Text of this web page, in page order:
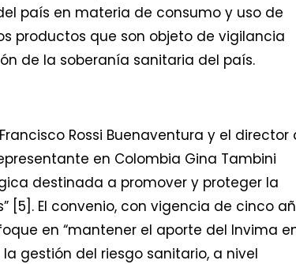
país en materia de consumo y uso de
productos que son objeto de vigilancia
de la soberanía sanitaria del país.
Rossi Buenaventura y el director
en Colombia Gina Tambini
destinada a promover y proteger la
[5]. El convenio, con vigencia de cinco
en “mantener el aporte del Invima
gestión del riesgo sanitario, a nivel